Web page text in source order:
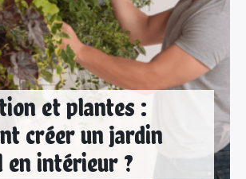
et plantes :
créer un jardin
intérieur ?